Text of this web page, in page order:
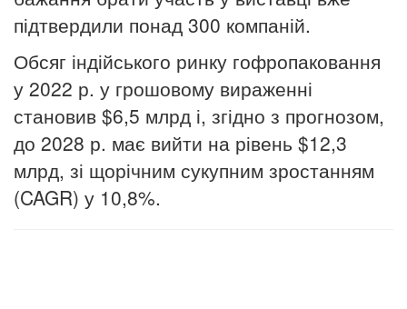
підтвердили понад 300 компаній.
Обсяг індійського ринку гофропаковання
у 2022 р. у грошовому вираженні
становив $6,5 млрд і, згідно з прогнозом,
до 2028 р. має вийти на рівень $12,3
млрд, зі щорічним сукупним зростанням
(CAGR) у 10,8%.